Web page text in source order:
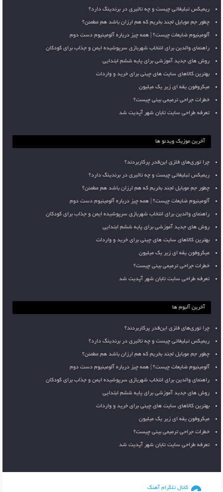
ریمیکس تبلیغاتی چیست و چه تاثیری در برندینگ دارد؟
چطور جم موبایل لجند بخریم که هم ارزان باشد هم مطمئن؟
آلومینیوم ضایعات چیست؟ | همه چیز درباره آلومینیوم دست دوم
راهنمای والدین برای انتخاب شهربازی سرپوشیده ایمن و جذاب برای کودکان
روش های جدید آموزشی برای پایه ششم ابتدایی
بهترین کالاهای سایت های چینی برای خرید و واردات
میکروفون یقه ای زیر یک میلیون
خطرات جراحی ترمیمی بینی چیست؟
تعرفه طراحی سایت تابان شهر آپدیت شد
آخرین موزیک ویدئو ها
چرا توری‌های فلزی این‌قدر پرکاربردند؟
ریمیکس تبلیغاتی چیست و چه تاثیری در برندینگ دارد؟
چطور جم موبایل لجند بخریم که هم ارزان باشد هم مطمئن؟
آلومینیوم ضایعات چیست؟ | همه چیز درباره آلومینیوم دست دوم
راهنمای والدین برای انتخاب شهربازی سرپوشیده ایمن و جذاب برای کودکان
روش های جدید آموزشی برای پایه ششم ابتدایی
بهترین کالاهای سایت های چینی برای خرید و واردات
میکروفون یقه ای زیر یک میلیون
خطرات جراحی ترمیمی بینی چیست؟
تعرفه طراحی سایت تابان شهر آپدیت شد
آخرین آلبوم ها
چرا توری‌های فلزی این‌قدر پرکاربردند؟
ریمیکس تبلیغاتی چیست و چه تاثیری در برندینگ دارد؟
چطور جم موبایل لجند بخریم که هم ارزان باشد هم مطمئن؟
آلومینیوم ضایعات چیست؟ | همه چیز درباره آلومینیوم دست دوم
راهنمای والدین برای انتخاب شهربازی سرپوشیده ایمن و جذاب برای کودکان
روش های جدید آموزشی برای پایه ششم ابتدایی
بهترین کالاهای سایت های چینی برای خرید و واردات
میکروفون یقه ای زیر یک میلیون
خطرات جراحی ترمیمی بینی چیست؟
تعرفه طراحی سایت تابان شهر آپدیت شد
کانال تلگرام آهنگ